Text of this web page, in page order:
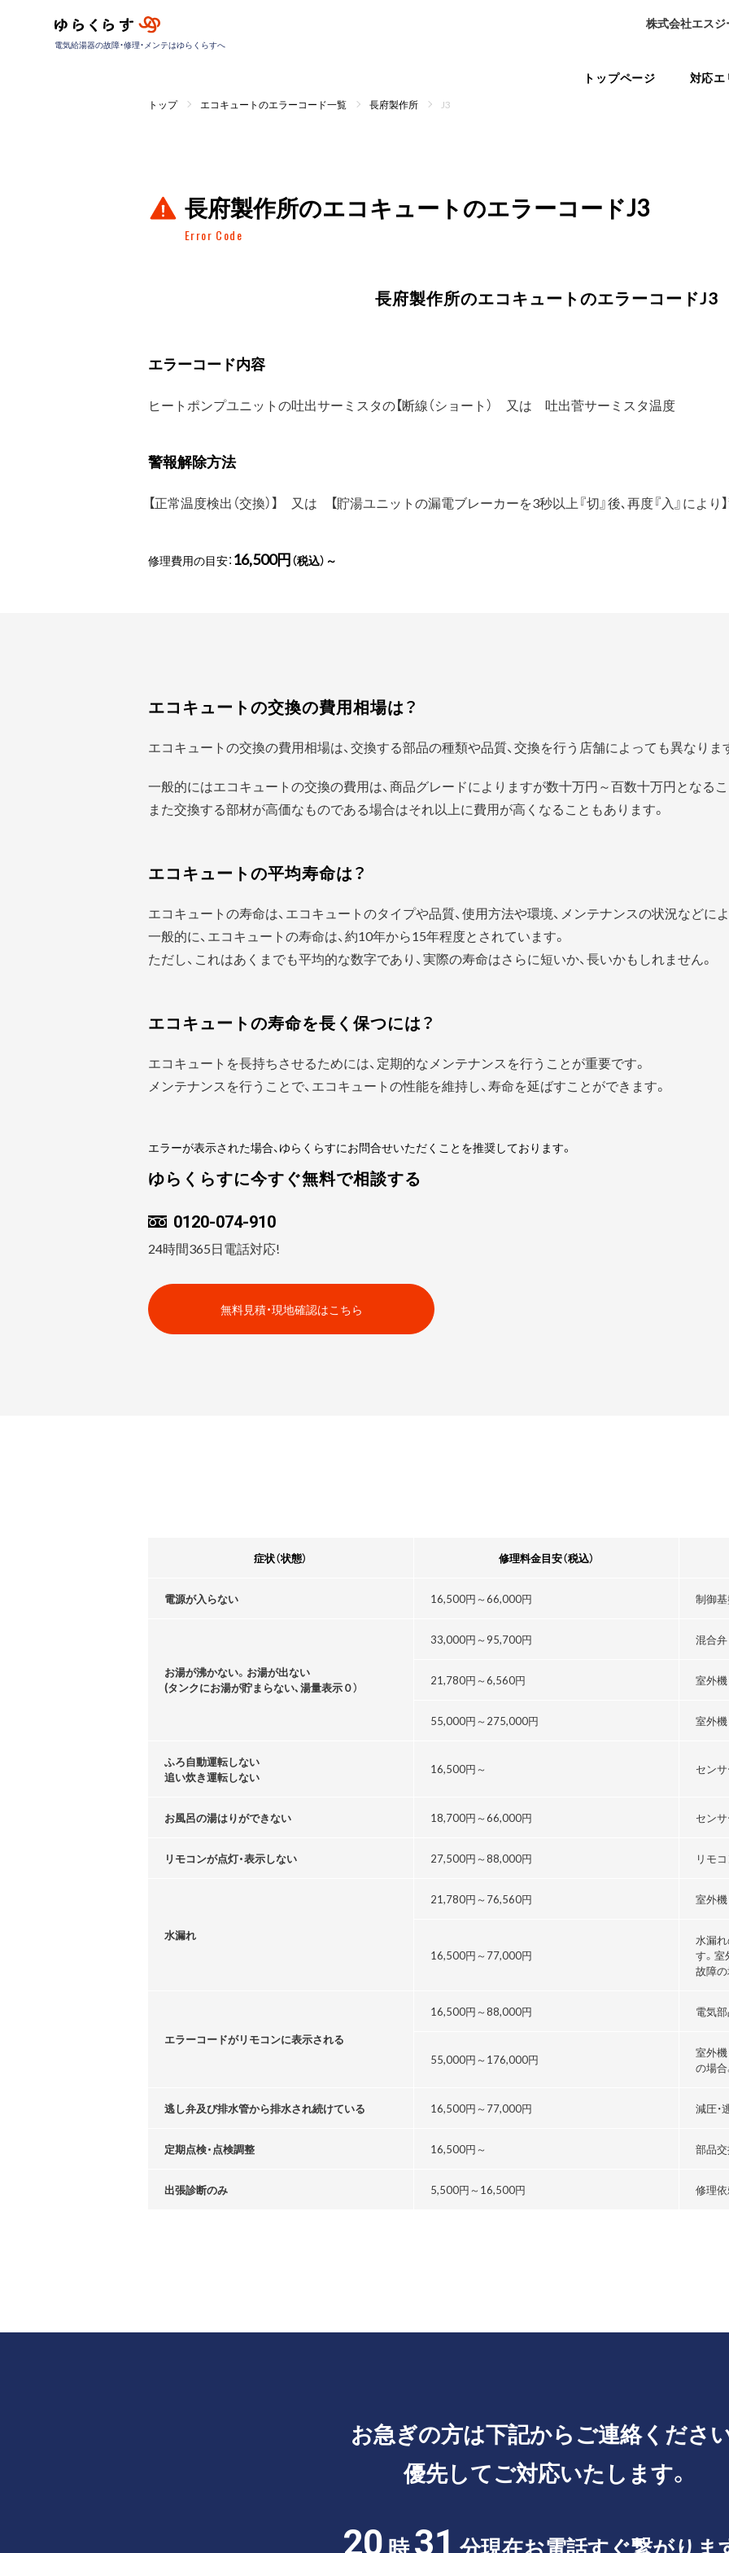
電気給湯器の故障・修理・メンテはゆらくらすへ
株式会社エスジ
トップページ 対応エ
トップ エコキュートのエラーコード一覧 長府製作所 J3
長府製作所のエコキュートのエラーコードJ3
Error Code
長府製作所のエコキュートのエラーコードJ3
エラーコード内容
ヒートポンプユニットの吐出サーミスタの【断線（ショート） 又は 吐出菅サーミスタ温度
警報解除方法
【正常温度検出（交換）】 又は 【貯湯ユニットの漏電ブレーカーを3秒以上『切』後､再度『入』により
修理費用の目安： 16,500円（税込）～
エコキュートの交換の費用相場は？
エコキュートの交換の費用相場は、交換する部品の種類や品質、交換を行う店舗によっても異なりま
一般的にはエコキュートの交換の費用は、商品グレードによりますが数十万円～百数十万円となるこ
また交換する部材が高価なものである場合はそれ以上に費用が高くなることもあります。
エコキュートの平均寿命は？
エコキュートの寿命は、エコキュートのタイプや品質、使用方法や環境、メンテナンスの状況などに
一般的に、エコキュートの寿命は、約10年から15年程度とされています。
ただし、これはあくまでも平均的な数字であり、実際の寿命はさらに短いか、長いかもしれません。
エコキュートの寿命を長く保つには？
エコキュートを長持ちさせるためには、定期的なメンテナンスを行うことが重要です。
メンテナンスを行うことで、エコキュートの性能を維持し、寿命を延ばすことができます。
エラーが表示された場合、ゆらくらすにお問合せいただくことを推奨しております。
ゆらくらすに今すぐ無料で相談する
0120-074-910
24時間365日電話対応!
無料見積・現地確認はこちら
症状（状態） 修理料金目安（税込）
電源が入らない 16,500円～66,000円 制御基
お湯が沸かない。お湯が出ない
(タンクにお湯が貯まらない､湯量表示０）
33,000円～95,700円 混合弁
21,780円～6,560円 室外
55,000円～ 275,000円 室外機
ふろ自動運転しない
追い炊き運転しない
16,500円～ センサ
お風呂の湯はりができない 18,700円～66,000円 センサ
リモコンが点灯・表示しない 27,500円～88,000円 リモ
水漏れ
21,780円～76,560円 室外
16,500円～ 77,000円
水漏
す。
故障
エラーコードがリモコンに表示される
16,500円～88,000円 電気
55,000円～176,000円
室外
の場合
逃し弁及び排水管から排水され続けている 16,500円～ 77,000円 減圧・
定期点検・点検調整 16,500円～ 部品
出張診断のみ 5,500円～ 16,500円 修理
お急ぎの方は下記からご連絡ください
優先してご対応いたします。
20 時31 分現在お電話すぐ繋がりま